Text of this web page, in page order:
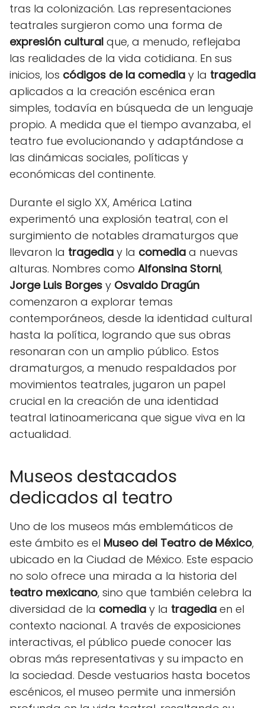
tras la colonización. Las representaciones
teatrales surgieron como una forma de
expresión cultural que, a menudo, reflejaba
las realidades de la vida cotidiana. En sus
inicios, los códigos de la comedia y la tragedia
aplicados a la creación escénica eran
simples, todavía en búsqueda de un lenguaje
propio. A medida que el tiempo avanzaba, el
teatro fue evolucionando y adaptándose a
las dinámicas sociales, políticas y
económicas del continente.
Durante el siglo XX, América Latina
experimentó una explosión teatral, con el
surgimiento de notables dramaturgos que
llevaron la tragedia y la comedia a nuevas
alturas. Nombres como Alfonsina Storni,
Jorge Luis Borges y Osvaldo Dragún
comenzaron a explorar temas
contemporáneos, desde la identidad cultural
hasta la política, logrando que sus obras
resonaran con un amplio público. Estos
dramaturgos, a menudo respaldados por
movimientos teatrales, jugaron un papel
crucial en la creación de una identidad
teatral latinoamericana que sigue viva en la
actualidad.
Museos destacados
dedicados al teatro
Uno de los museos más emblemáticos de
este ámbito es el Museo del Teatro de México,
ubicado en la Ciudad de México. Este espacio
no solo ofrece una mirada a la historia del
teatro mexicano, sino que también celebra la
diversidad de la comedia y la tragedia en el
contexto nacional. A través de exposiciones
interactivas, el público puede conocer las
obras más representativas y su impacto en
la sociedad. Desde vestuarios hasta bocetos
escénicos, el museo permite una inmersión